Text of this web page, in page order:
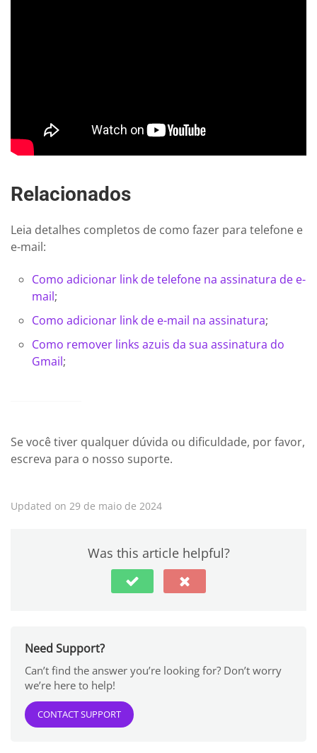
Relacionados
Leia detalhes completos de como fazer para telefone e
e-mail:
Como adicionar link de telefone na assinatura de e-
mail;
Como adicionar link de e-mail na assinatura;
Como remover links azuis da sua assinatura do
Gmail;
Se você tiver qualquer dúvida ou dificuldade, por favor,
escreva para o nosso suporte.
Updated on 29 de maio de 2024
Was this article helpful?
Need Support?
Can’t find the answer you’re looking for? Don’t worry
we’re here to help!
CONTACT SUPPORT